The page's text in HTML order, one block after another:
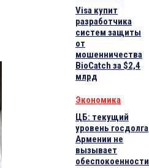
Visa купит
разработчика
систем защиты
от
мошенничества
BioCatch за $2,4
млрд
Экономика
ЦБ: текущий
уровень госдолга
Армении не
вызывает
обеспокоенности